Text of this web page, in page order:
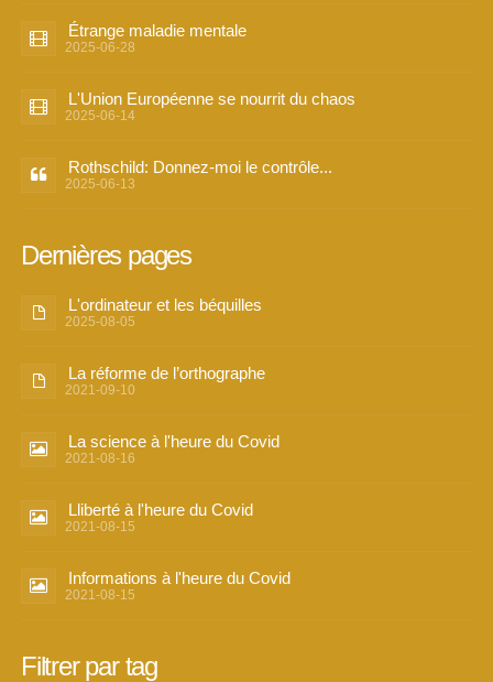
Étrange maladie mentale
2025-06-28
L'Union Européenne se nourrit du chaos
2025-06-14
Rothschild: Donnez-moi le contrôle...
2025-06-13
Dernières pages
L'ordinateur et les béquilles
2025-08-05
La réforme de l’orthographe
2021-09-10
La science à l'heure du Covid
2021-08-16
Lliberté à l'heure du Covid
2021-08-15
Informations à l'heure du Covid
2021-08-15
Filtrer par tag